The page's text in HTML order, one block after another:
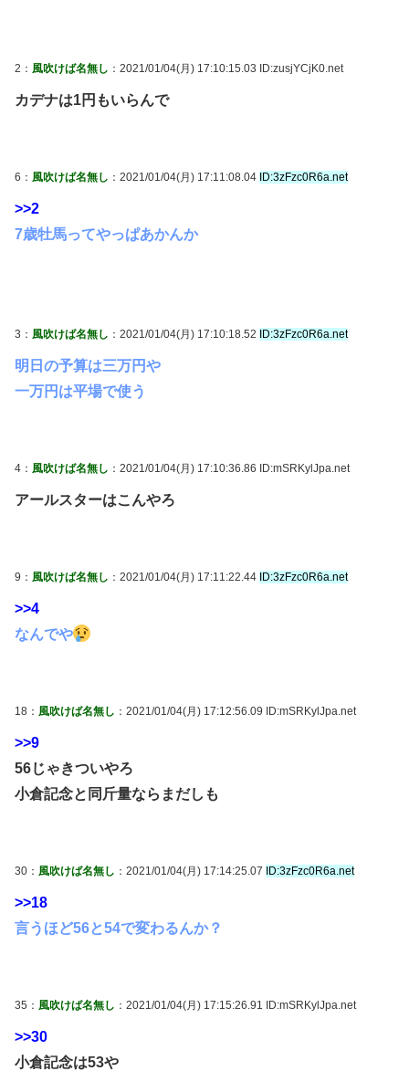
2： 風吹けば名無し ：2021/01/04(月) 17:10:15.03 ID:zusjYCjK0.net
カデナは1円もいらんで
6： 風吹けば名無し ：2021/01/04(月) 17:11:08.04 ID:3zFzc0R6a.net
>>2
7歳牡馬ってやっぱあかんか
3： 風吹けば名無し ：2021/01/04(月) 17:10:18.52 ID:3zFzc0R6a.net
明日の予算は三万円や
一万円は平場で使う
4： 風吹けば名無し ：2021/01/04(月) 17:10:36.86 ID:mSRKylJpa.net
アールスターはこんやろ
9： 風吹けば名無し ：2021/01/04(月) 17:11:22.44 ID:3zFzc0R6a.net
>>4
なんでや
18： 風吹けば名無し ：2021/01/04(月) 17:12:56.09 ID:mSRKylJpa.net
>>9
56じゃきついやろ
小倉記念と同斤量ならまだしも
30： 風吹けば名無し ：2021/01/04(月) 17:14:25.07 ID:3zFzc0R6a.net
>>18
言うほど56と54で変わるんか？
35： 風吹けば名無し ：2021/01/04(月) 17:15:26.91 ID:mSRKylJpa.net
>>30
小倉記念は53や